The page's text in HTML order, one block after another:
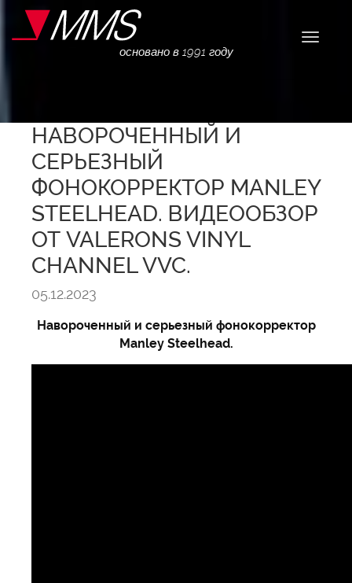
основано в 1991 году
НАВОРОЧЕННЫЙ И
СЕРЬЕЗНЫЙ
ФОНОКОРРЕКТОР MANLEY
STEELHEAD. ВИДЕООБЗОР
ОТ VALERONS VINYL
CHANNEL VVC.
05.12.2023
Навороченный и серьезный фонокорректор
Manley Steelhead.